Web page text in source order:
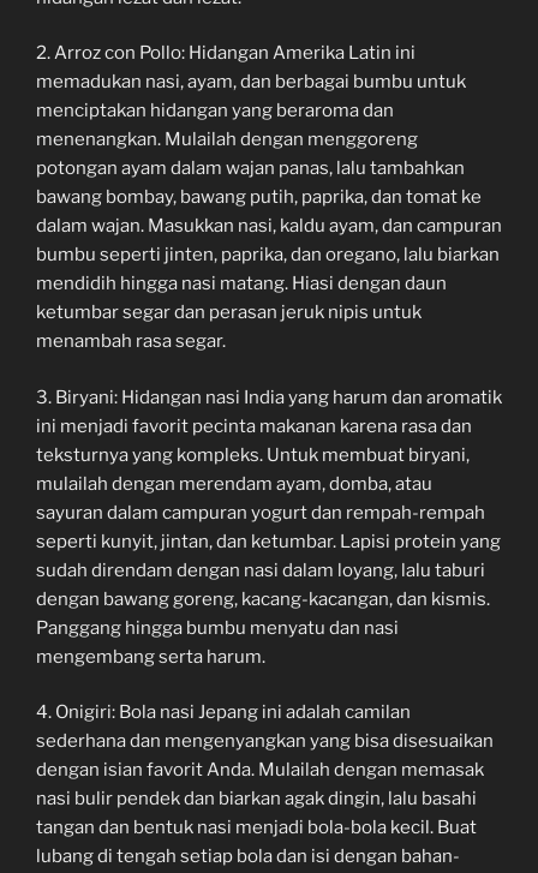
2. Arroz con Pollo: Hidangan Amerika Latin ini
memadukan nasi, ayam, dan berbagai bumbu untuk
menciptakan hidangan yang beraroma dan
menenangkan. Mulailah dengan menggoreng
potongan ayam dalam wajan panas, lalu tambahkan
bawang bombay, bawang putih, paprika, dan tomat ke
dalam wajan. Masukkan nasi, kaldu ayam, dan campuran
bumbu seperti jinten, paprika, dan oregano, lalu biarkan
mendidih hingga nasi matang. Hiasi dengan daun
ketumbar segar dan perasan jeruk nipis untuk
menambah rasa segar.
3. Biryani: Hidangan nasi India yang harum dan aromatik
ini menjadi favorit pecinta makanan karena rasa dan
teksturnya yang kompleks. Untuk membuat biryani,
mulailah dengan merendam ayam, domba, atau
sayuran dalam campuran yogurt dan rempah-rempah
seperti kunyit, jintan, dan ketumbar. Lapisi protein yang
sudah direndam dengan nasi dalam loyang, lalu taburi
dengan bawang goreng, kacang-kacangan, dan kismis.
Panggang hingga bumbu menyatu dan nasi
mengembang serta harum.
4. Onigiri: Bola nasi Jepang ini adalah camilan
sederhana dan mengenyangkan yang bisa disesuaikan
dengan isian favorit Anda. Mulailah dengan memasak
nasi bulir pendek dan biarkan agak dingin, lalu basahi
tangan dan bentuk nasi menjadi bola-bola kecil. Buat
lubang di tengah setiap bola dan isi dengan bahan-